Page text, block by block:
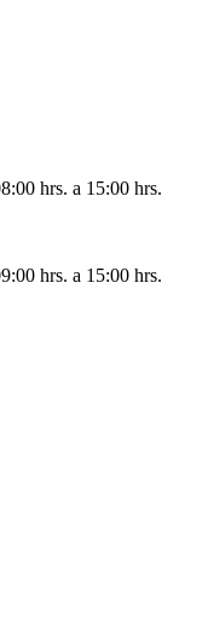
hrs. a 15:00 hrs.
hrs. a 15:00 hrs.